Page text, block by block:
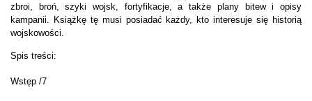
zbroi, broń, szyki wojsk, fortyfikacje, a także plany bitew i opisy
kampanii. Książkę tę musi posiadać każdy, kto interesuje się historią
wojskowości.
Spis treści:
Wstęp /7